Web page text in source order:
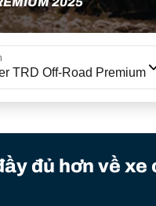
TRD Off-Road Premium
đủ hơn về